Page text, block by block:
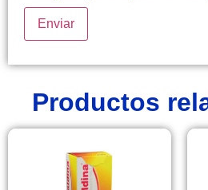
Productos